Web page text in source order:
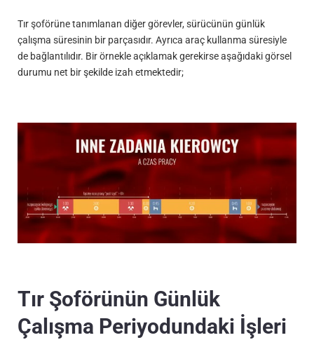
Tır şoförüne tanımlanan diğer görevler, sürücünün günlük
çalışma süresinin bir parçasıdır. Ayrıca araç kullanma süresiyle
de bağlantılıdır. Bir örnekle açıklamak gerekirse aşağıdaki görsel
durumu net bir şekilde izah etmektedir;
Tır Şoförünün Günlük
Çalışma Periyodundaki İşleri